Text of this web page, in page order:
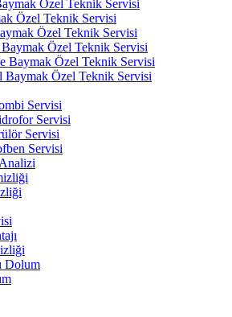
Özel Teknik Servisi
Özel Teknik Servisi
Özel Teknik Servisi
Baymak Özel Teknik Servisi
Baymak Özel Teknik Servisi
Baymak Özel Teknik Servisi
Servisi
Servisi
Servisi
Servisi
Dolum